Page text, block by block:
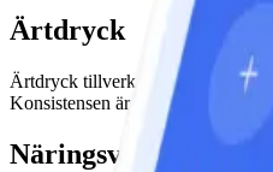
Ärtdryck
Ärtdryck tillverkas av ärtprotein,
Konsistensen är krämig och
Näringsvärde och